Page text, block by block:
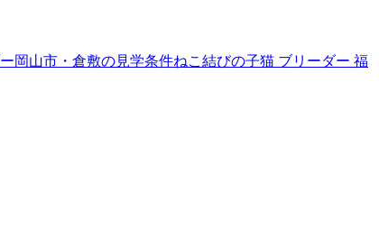
岡山市・倉敷の見学条件ねこ結びの子猫 ブリーダー 福